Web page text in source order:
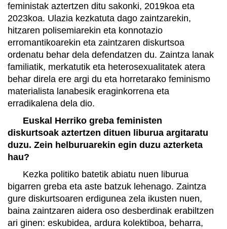
feministak aztertzen ditu sakonki, 2019koa eta
2023koa. Ulazia kezkatuta dago zaintzarekin,
hitzaren polisemiarekin eta konnotazio
erromantikoarekin eta zaintzaren diskurtsoa
ordenatu behar dela defendatzen du. Zaintza lanak
familiatik, merkatutik eta heterosexualitatek atera
behar direla ere argi du eta horretarako feminismo
materialista lanabesik eraginkorrena eta
erradikalena dela dio.
Euskal Herriko greba feministen
diskurtsoak aztertzen dituen liburua argitaratu
duzu. Zein helburuarekin egin duzu azterketa
hau?
Kezka politiko batetik abiatu nuen liburua
bigarren greba eta aste batzuk lehenago. Zaintza
gure diskurtsoaren erdigunea zela ikusten nuen,
baina zaintzaren aidera oso desberdinak erabiltzen
ari ginen: eskubidea, ardura kolektiboa, beharra,